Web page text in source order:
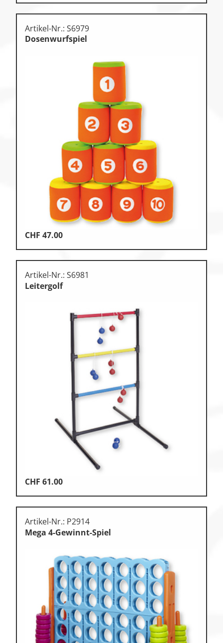
Artikel-Nr.: S6979
Dosenwurfspiel
CHF 47.00
Artikel-Nr.: S6981
Leitergolf
CHF 61.00
Artikel-Nr.: P2914
Mega 4-Gewinnt-Spiel